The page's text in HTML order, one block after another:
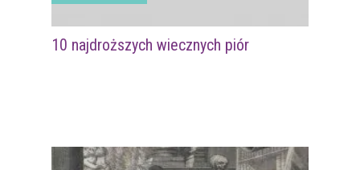
10 najdroższych wiecznych piór